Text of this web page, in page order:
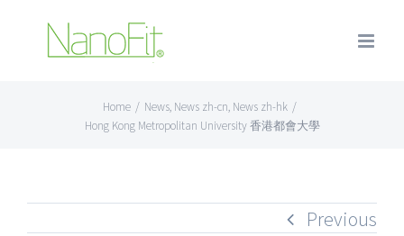
Home / News, News zh-cn, News zh-hk /
Hong Kong Metropolitan University 香港都會大學
Previous